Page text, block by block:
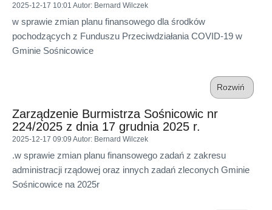
2025-12-17 10:01 Autor: Bernard Wilczek
w sprawie zmian planu finansowego dla środków
pochodzących z Funduszu Przeciwdziałania COVID-19 w
Gminie Sośnicowice
Rozwiń
Zarządzenie Burmistrza Sośnicowic nr
224/2025 z dnia 17 grudnia 2025 r.
2025-12-17 09:09 Autor: Bernard Wilczek
.w sprawie zmian planu finansowego zadań z zakresu
administracji rządowej oraz innych zadań zleconych Gminie
Sośnicowice na 2025r